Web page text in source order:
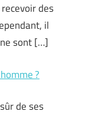
des
il
sont […]
?
de ses